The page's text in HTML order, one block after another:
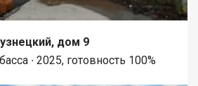
дом 9
∙ 2025, готовность 100%